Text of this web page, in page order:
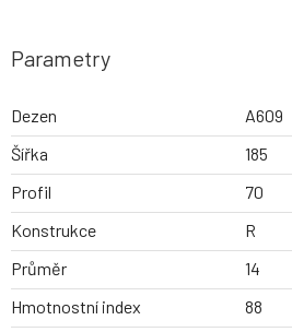
Parametry
Dezen
A609
Šířka
185
Profil
70
Konstrukce
R
Průměr
14
Hmotnostní index
88